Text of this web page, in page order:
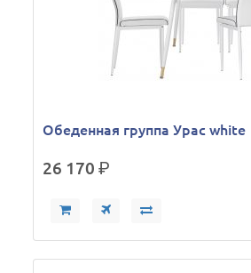
Обеденная группа Урас white
26 170р.